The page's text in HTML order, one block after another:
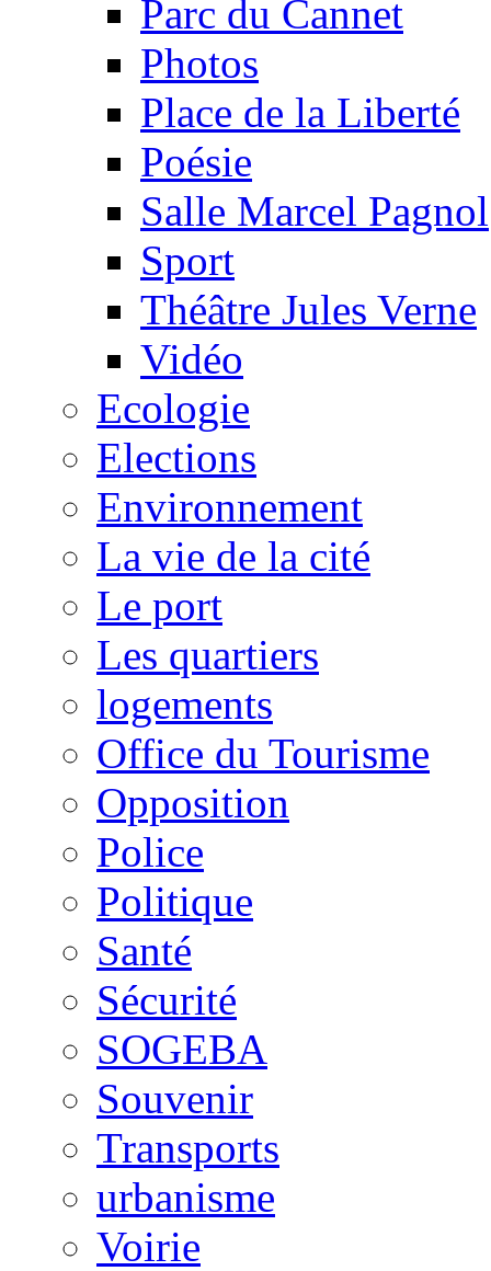
Parc du Cannet
Photos
Place de la Liberté
Poésie
Salle Marcel Pagnol
Sport
Théâtre Jules Verne
Vidéo
Ecologie
Elections
Environnement
La vie de la cité
Le port
Les quartiers
logements
Office du Tourisme
Opposition
Police
Politique
Santé
Sécurité
SOGEBA
Souvenir
Transports
urbanisme
Voirie